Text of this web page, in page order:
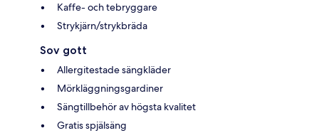
Kaffe- och tebryggare
Strykjärn/strykbräda
Sov gott
Allergitestade sängkläder
Mörkläggningsgardiner
Sängtillbehör av högsta kvalitet
Gratis spjälsäng